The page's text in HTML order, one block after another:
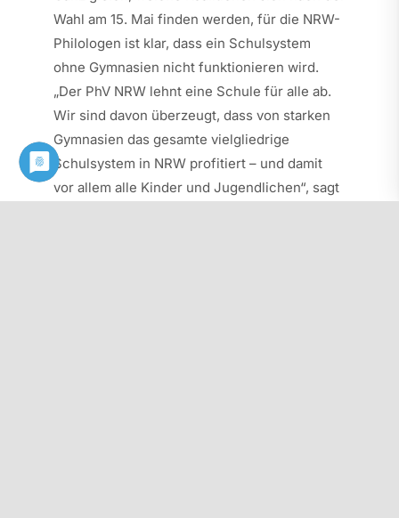
Wahl am 15. Mai finden werden, für die NRW-
Philologen ist klar, dass ein Schulsystem
ohne Gymnasien nicht funktionieren wird.
„Der PhV NRW lehnt eine Schule für alle ab.
Wir sind davon überzeugt, dass von starken
Gymnasien das gesamte vielgliedrige
Schulsystem in NRW profitiert – und damit
vor allem alle Kinder und Jugendlichen“, sagt